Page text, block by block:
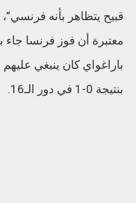
قبيح يتظاهر بأنه فرنسي”،
معتبرة أن فوز فرنسا
باراغواي كان ينبغي
بنتيجة 0-1 في دور الـ16.